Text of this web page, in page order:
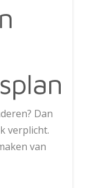
Dan
verplicht.
van